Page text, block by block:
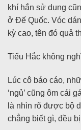
khí hắn sử dụng
ở Đế Quốc. Vóc
kỳ cao, tên đó quả
Tiểu Hắc không
Lúc cô báo cáo,
‘ngủ’ cũng ôm cái
là nhìn rõ được bộ
chẳng biết gì, đều